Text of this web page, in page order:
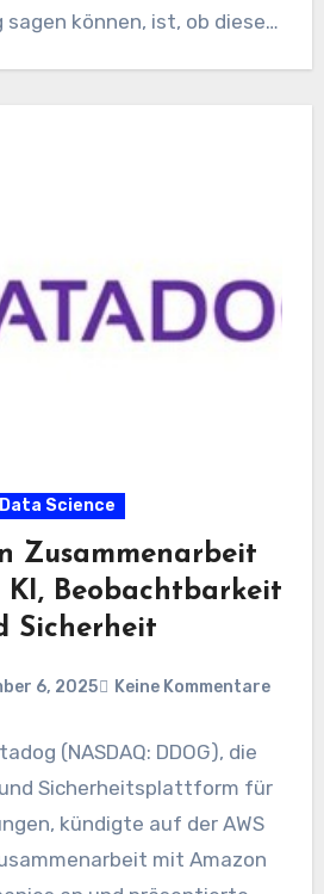
können, ist, ob dieser
Data Science
Zusammenarbeit
KI, Beobachtbarkeit
Sicherheit
6, 2025 Keine Kommentare
(NASDAQ: DDOG), die
Sicherheitsplattform für
kündigte auf der AWS
mit Amazon